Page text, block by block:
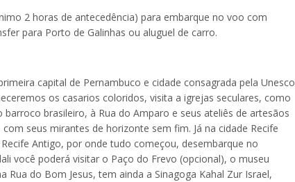
2 horas de antecedência) para embarque no voo com
para Porto de Galinhas ou aluguel de carro.
capital de Pernambuco e cidade consagrada pela Unesco
os casarios coloridos, visita a igrejas seculares, como
brasileiro, à Rua do Amparo e seus ateliês de artesãos
seus mirantes de horizonte sem fim. Já na cidade Recife
Antigo, por onde tudo começou, desembarque no
você poderá visitar o Paço do Frevo (opcional), o museu
do Bom Jesus, tem ainda a Sinagoga Kahal Zur Israel,